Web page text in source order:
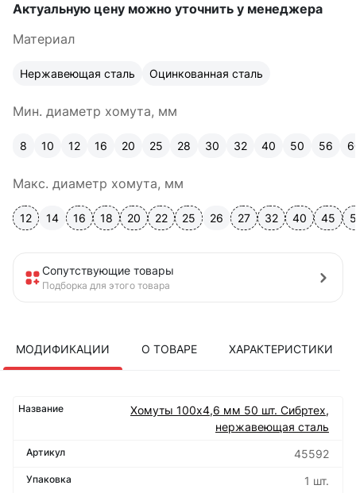
Актуальную цену можно уточнить у менеджера
Материал
Нержавеющая сталь Оцинкованная сталь
Мин. диаметр хомута, мм
8 10 12 16 20 25 28 30 32 40 50 56
Макс. диаметр хомута, мм
12 14 16 18 20 22 25 26 27 32 40 45
Сопутствующие товары
Подборка для этого товара
МОДИФИКАЦИИ О ТОВАРЕ ХАРАКТЕРИСТИКИ
Хомуты 100х4,6 мм 50 шт. Сибртех,
нержавеющая сталь
45592
1 шт.